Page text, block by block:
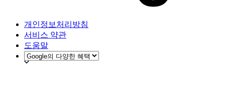
개인정보처리방침
서비스 약관
도움말